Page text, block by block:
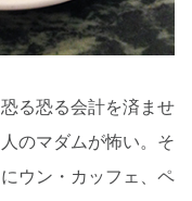
る恐る会計を済ませ
のマダムが怖い。そ
ウン・カッフェ、ペ